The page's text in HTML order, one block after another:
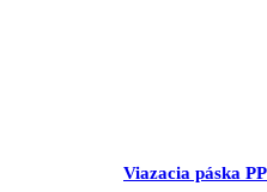
Viazacia páska